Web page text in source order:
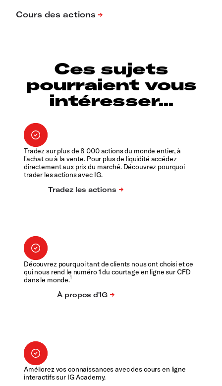
Ces sujets
pourraient vous
intéresser...
Tradez sur plus de 8 000 actions du monde entier, à
l'achat ou à la vente. Pour plus de liquidité accédez
directement aux prix du marché. Découvrez pourquoi
trader les actions avec IG.
Découvrez pourquoi tant de clients nous ont choisi et ce
qui nous rend le numéro 1 du courtage en ligne sur CFD
dans le monde.1
Améliorez vos connaissances avec des cours en ligne
interactifs sur IG Academy.